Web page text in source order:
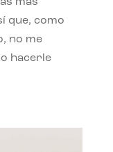
que, como
no me
hacerle